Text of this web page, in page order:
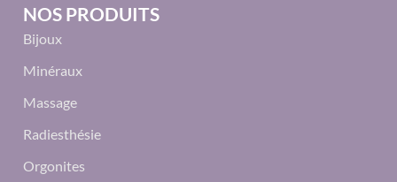
NOS PRODUITS
Bijoux
Minéraux
Massage
Radiesthésie
Orgonites